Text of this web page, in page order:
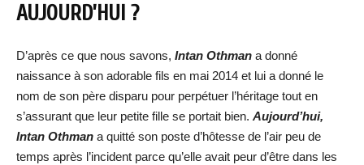
AUJOURD’HUI ?
D’après ce que nous savons, Intan Othman a donné
naissance à son adorable fils en mai 2014 et lui a donné le
nom de son père disparu pour perpétuer l’héritage tout en
s’assurant que leur petite fille se portait bien. Aujourd’hui,
Intan Othman a quitté son poste d’hôtesse de l’air peu de
temps après l’incident parce qu’elle avait peur d’être dans les